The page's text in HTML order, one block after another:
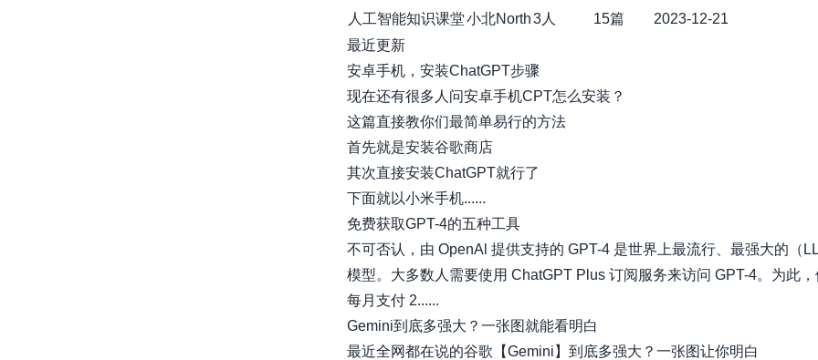
人工智能知识课堂小北North3人 15篇
2023-12-21
最近更新
安卓手机，安装ChatGPT步骤
现在还有很多人问安卓手机CPT怎么安装？
这篇直接教你们最简单易行的方法
首先就是安装谷歌商店
其次直接安装ChatGPT就行了
下面就以小米手机......
免费获取GPT-4的五种工具
不可否认，由 OpenAl 提供支持的 GPT-4 是世界上最流行、最强大的（
模型。大多数人需要使用 ChatGPT Plus 订阅服务来访问 GPT-4。为此，
每月支付 2......
Gemini到底多强大？一张图就能看明白
最近全网都在说的谷歌【Gemini】到底多强大？一张图让你明白